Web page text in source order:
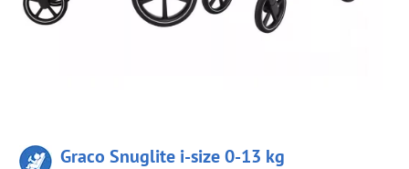
Graco Snuglite i-size 0-13 kg